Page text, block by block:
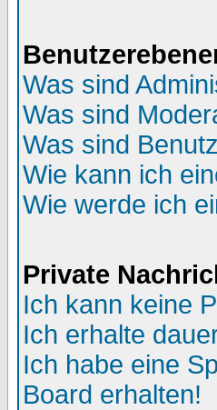
Was sind
Was sind
Was sind
Wie kann ich
Wie werde ich
Private
Ich kann keine
Ich erhalte
Ich habe eine
Board erhalten!